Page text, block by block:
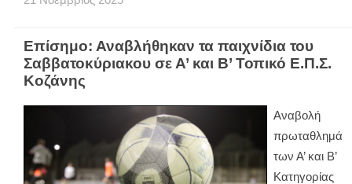
Επίσημο: Αναβλήθηκαν τα παιχνίδια του
Σαββατοκύριακου σε Α’ και Β’ Τοπικό Ε.Π.Σ.
Κοζάνης
Αναβολή
πρωταθλημά
των Α’ και Β’
Κατηγορίας